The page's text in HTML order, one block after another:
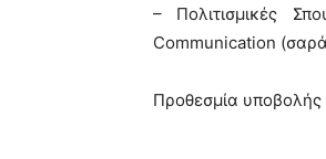
– Πολιτισμικές
Communication
Προθεσμία υποβολής